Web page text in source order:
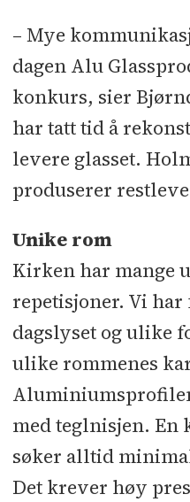
– Mye
dagen Alu
konkurs, sier
har tatt tid å
levere glasset.
produserer
Unike rom
Kirken har mange
repetisjoner. Vi
dagslyset og ulike
ulike rommenes
med teglnisjen. En
søker alltid
Det krever høy